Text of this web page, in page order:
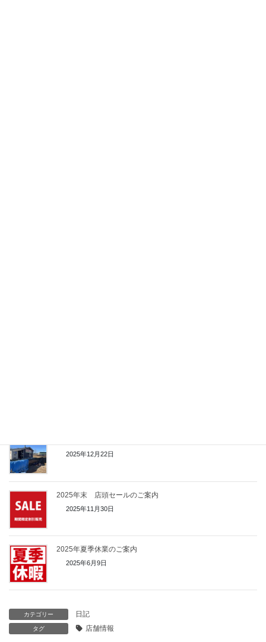
2025年12月22日
2025年末 店頭セールのご案内
2025年11月30日
2025年夏季休業のご案内
2025年6月9日
カテゴリー 日記
タグ 店舗情報